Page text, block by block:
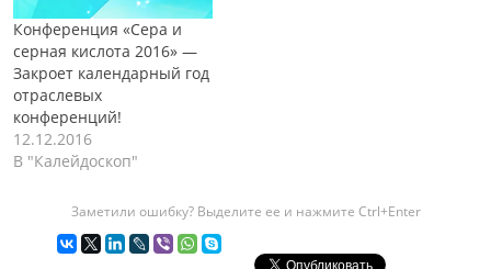
Конференция «Сера и
серная кислота 2016» —
Закроет календарный год
отраслевых
конференций!
12.12.2016
В "Калейдоскоп"
Заметили ошибку? Выделите ее и нажмите Ctrl+Enter